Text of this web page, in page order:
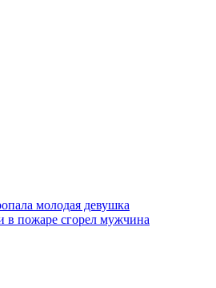
молодая девушка
в пожаре сгорел мужчина